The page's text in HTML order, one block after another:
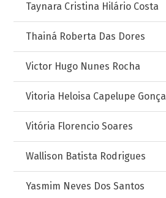
Taynara Cristina Hilário Costa
Thainá Roberta Das Dores
Victor Hugo Nunes Rocha
Vitoria Heloisa Capelupe
Vitória Florencio Soares
Wallison Batista Rodrigues
Yasmim Neves Dos Santos